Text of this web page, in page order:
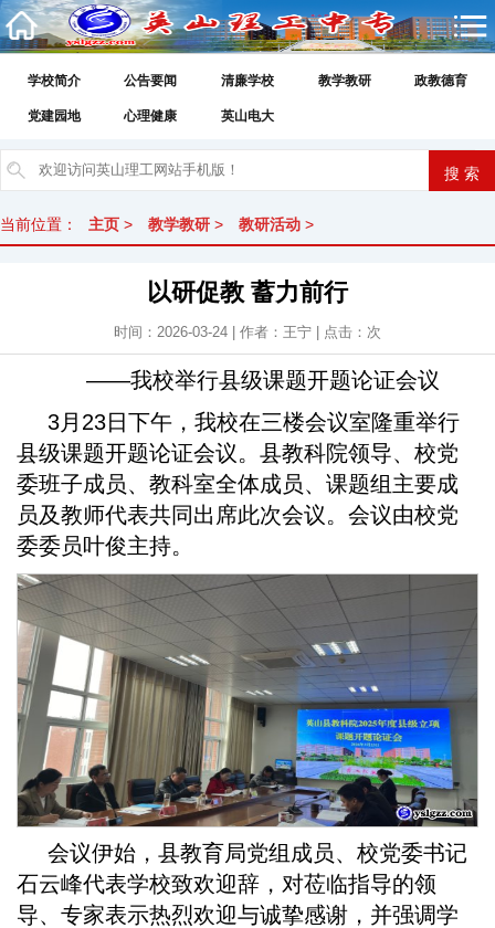
学校简介 公告要闻 清廉学校 教学教研 政教德育
党建园地 心理健康 英山电大
当前位置： 主页 > 教学教研 > 教研活动 >
以研促教 蓄力前行
时间：2026-03-24 | 作者：王宁 | 点击： 次
——我校举行县级课题开题论证会议
3月23日下午，我校在三楼会议室隆重举行
县级课题开题论证会议。县教科院领导、校党
委班子成员、教科室全体成员、课题组主要成
员及教师代表共同出席此次会议。会议由校党
委委员叶俊主持。
会议伊始，县教育局党组成员、校党委书记
石云峰代表学校致欢迎辞，对莅临指导的领
导、专家表示热烈欢迎与诚挚感谢，并强调学